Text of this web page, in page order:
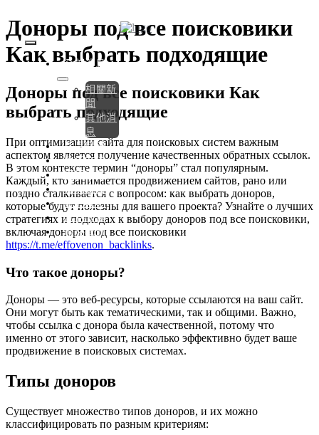
Skip
to
contentToggle
Navigation
全部消息
相關新
聞
其他消
息
產品目錄
使用方法
適用場景
檢測報告
關於我們
常見問題
聯絡我們
Доноры под все поисковики
Как выбрать подходящие
Доноры под все поисковики Как
выбрать подходящие
При оптимизации сайта для поисковых систем важным
аспектом является получение качественных обратных ссылок.
В этом контексте термин “доноры” стал популярным.
Каждый, кто занимается продвижением сайтов, рано или
поздно сталкивается с вопросом: как выбрать доноров,
которые будут полезны для вашего проекта? Узнайте о лучших
стратегиях и подходах к выбору доноров под все поисковики,
включая доноры под все поисковики
https://t.me/effovenon_backlinks.
Что такое доноры?
Доноры — это веб-ресурсы, которые ссылаются на ваш сайт.
Они могут быть как тематическими, так и общими. Важно,
чтобы ссылка с донора была качественной, потому что
именно от этого зависит, насколько эффективно будет ваше
продвижение в поисковых системах.
Типы доноров
Существует множество типов доноров, и их можно
классифицировать по разным критериям: